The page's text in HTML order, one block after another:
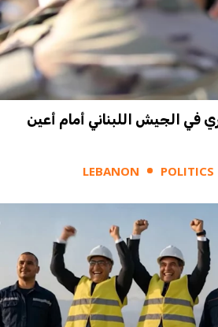
الجيش اللبناني أمام أعين
LEBANON POLITICS